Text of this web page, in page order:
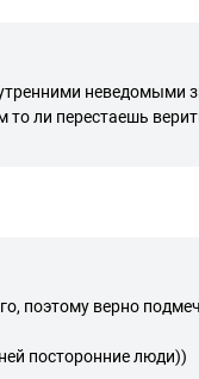
неведомыми
ли перестаешь
поэтому верно
посторонние люди))